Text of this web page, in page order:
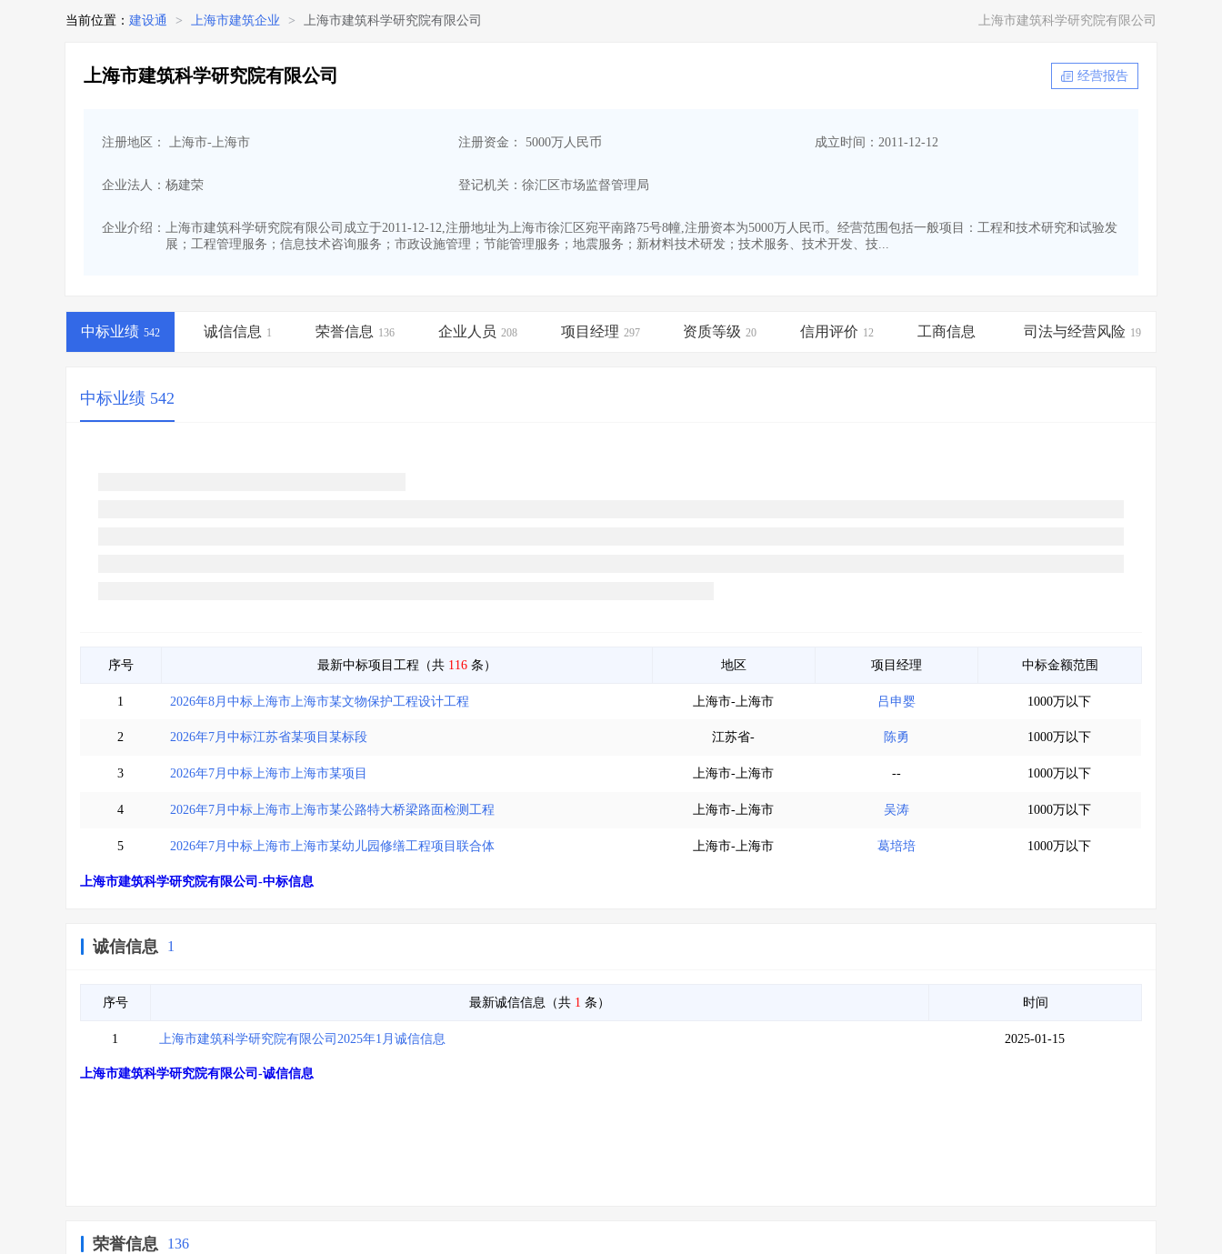
当前位置： 建设通 > 上海市建筑企业 > 上海市建筑科学研究院有限公司 上海市建筑科学研究院有限公司
上海市建筑科学研究院有限公司 经营报告
注册地区： 上海市-上海市 注册资金： 5000万人民币 成立时间：2011-12-12
企业法人：杨建荣 登记机关：徐汇区市场监督管理局
企业介绍： 上海市建筑科学研究院有限公司成立于2011-12-12,注册地址为上海市徐汇区宛平南路75号8幢,注册资本为5000万人民币。经营范围包括一般项目：工程和技术研究和试验发
展；工程管理服务；信息技术咨询服务；市政设施管理；节能管理服务；地震服务；新材料技术研发；技术服务、技术开发、技...
中标业绩 542 诚信信息 1 荣誉信息 136 企业人员 208 项目经理 297 资质等级 20 信用评价 12 工商信息 司法与经营风险 19
中标业绩 542
序号 最新中标项目工程（共 116 条） 地区 项目经理 中标金额范围
1 2026年8月中标上海市上海市某文物保护工程设计工程 上海市-上海市 吕申婴 1000万以下
2 2026年7月中标江苏省某项目某标段 江苏省- 陈勇 1000万以下
3 2026年7月中标上海市上海市某项目 上海市-上海市 -- 1000万以下
4 2026年7月中标上海市上海市某公路特大桥梁路面检测工程 上海市-上海市 吴涛 1000万以下
5 2026年7月中标上海市上海市某幼儿园修缮工程项目联合体 上海市-上海市 葛培培 1000万以下
上海市建筑科学研究院有限公司-中标信息
诚信信息 1
序号 最新诚信信息（共 1 条） 时间
1 上海市建筑科学研究院有限公司2025年1月诚信信息 2025-01-15
上海市建筑科学研究院有限公司-诚信信息
荣誉信息 136